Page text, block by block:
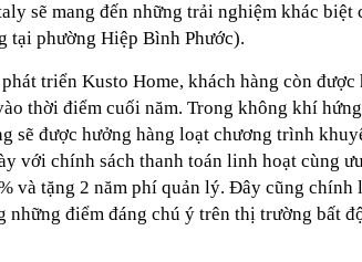
sẽ mang đến những trải nghiệm khác biệt
tại phường Hiệp Bình Phước).
triển Kusto Home, khách hàng còn được
thời điểm cuối năm. Trong không khí
sẽ được hưởng hàng loạt chương trình
với chính sách thanh toán linh hoạt cùng
và tặng 2 năm phí quản lý. Đây cũng chính
những điểm đáng chú ý trên thị trường bất